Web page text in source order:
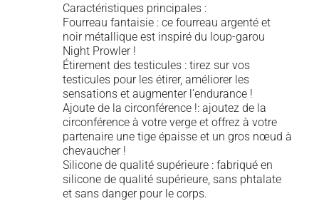
Caractéristiques principales :
Fourreau fantaisie : ce fourreau argenté et
noir métallique est inspiré du loup-garou
Night Prowler !
Étirement des testicules : tirez sur vos
testicules pour les étirer, améliorer les
sensations et augmenter l’endurance !
Ajoute de la circonférence !: ajoutez de la
circonférence à votre verge et offrez à votre
partenaire une tige épaisse et un gros nœud à
chevaucher !
Silicone de qualité supérieure : fabriqué en
silicone de qualité supérieure, sans phtalate
et sans danger pour le corps.